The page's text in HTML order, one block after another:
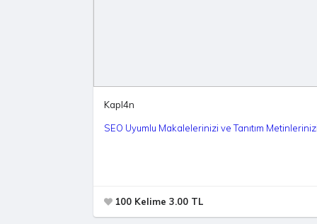
Kapl4n
SEO Uyumlu Makalelerinizi ve Tanıtım
100 Kelime 3.00 TL